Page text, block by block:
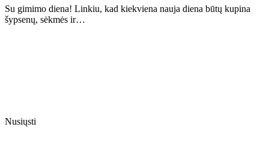
Su gimimo diena! Linkiu, kad kiekviena nauja diena būtų kupina
šypsenų, sėkmės ir…
Nusiųsti